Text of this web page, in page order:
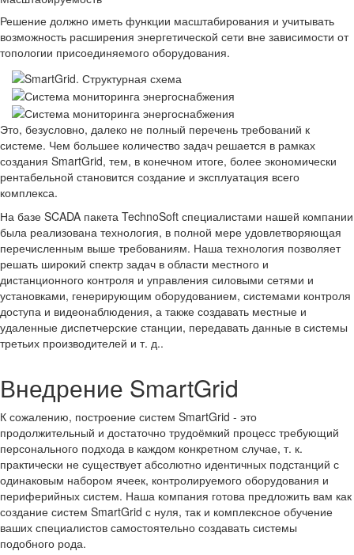
Решение должно иметь функции масштабирования и учитывать
возможность расширения энергетической сети вне зависимости от
топологии присоединяемого оборудования.
Это, безусловно, далеко не полный перечень требований к
системе. Чем большее количество задач решается в рамках
создания SmartGrid, тем, в конечном итоге, более экономически
рентабельной становится создание и эксплуатация всего
комплекса.
На базе SCADA пакета TechnoSoft специалистами нашей компании
была реализована технология, в полной мере удовлетворяющая
перечисленным выше требованиям. Наша технология позволяет
решать широкий спектр задач в области местного и
дистанционного контроля и управления силовыми сетями и
установками, генерирующим оборудованием, системами контроля
доступа и видеонаблюдения, а также создавать местные и
удаленные диспетчерские станции, передавать данные в системы
третьих производителей и т. д..
Внедрение SmartGrid
К сожалению, построение систем SmartGrid - это
продолжительный и достаточно трудоёмкий процесс требующий
персонального подхода в каждом конкретном случае, т. к.
практически не существует абсолютно идентичных подстанций с
одинаковым набором ячеек, контролируемого оборудования и
периферийных систем. Наша компания готова предложить вам как
создание систем SmartGrid с нуля, так и комплексное обучение
ваших специалистов самостоятельно создавать системы
подобного рода.